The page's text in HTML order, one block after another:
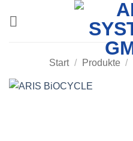
Start / Produkte /